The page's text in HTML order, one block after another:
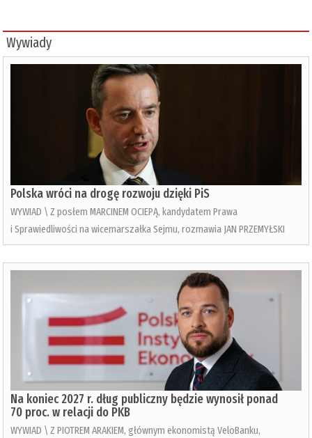
Wywiady
Polska wróci na drogę rozwoju dzięki PiS
WYWIAD \ Z posłem MARCINEM OCIEPĄ, kandydatem Prawa
i Sprawiedliwości na wicemarszałka Sejmu, rozmawia JAN PRZEMYŁSKI
Na koniec 2027 r. dług publiczny będzie wynosił ponad
70 proc. w relacji do PKB
WYWIAD \ Z PIOTREM ARAKIEM, głównym ekonomistą VeloBanku,